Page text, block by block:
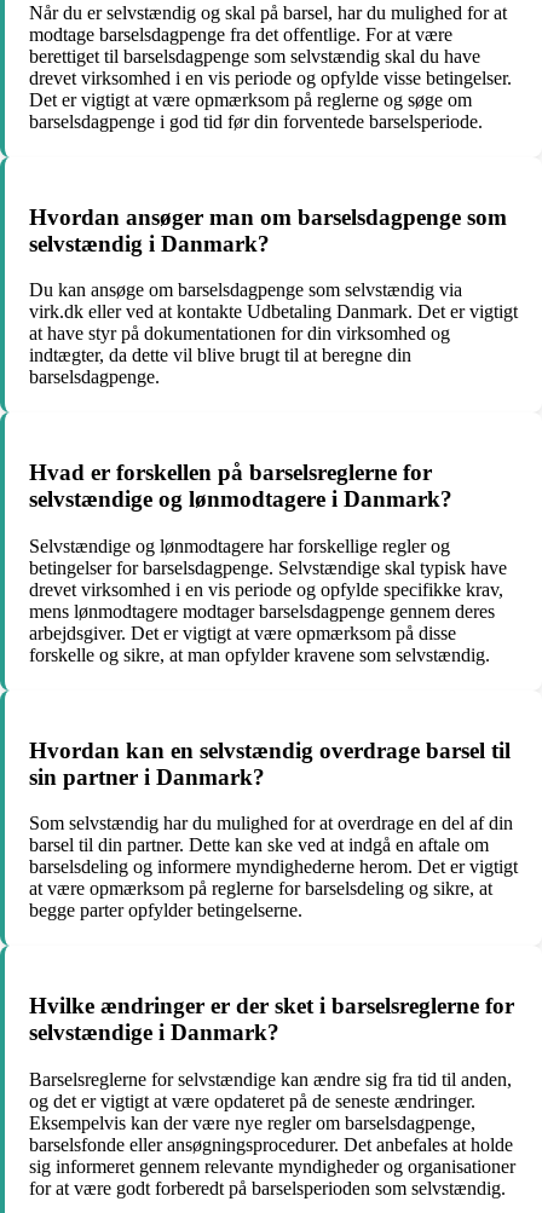
Når du er selvstændig og skal på barsel, har du mulighed for at
modtage barselsdagpenge fra det offentlige. For at være
berettiget til barselsdagpenge som selvstændig skal du have
drevet virksomhed i en vis periode og opfylde visse betingelser.
Det er vigtigt at være opmærksom på reglerne og søge om
barselsdagpenge i god tid før din forventede barselsperiode.
Hvordan ansøger man om barselsdagpenge som
selvstændig i Danmark?
Du kan ansøge om barselsdagpenge som selvstændig via
virk.dk eller ved at kontakte Udbetaling Danmark. Det er vigtigt
at have styr på dokumentationen for din virksomhed og
indtægter, da dette vil blive brugt til at beregne din
barselsdagpenge.
Hvad er forskellen på barselsreglerne for
selvstændige og lønmodtagere i Danmark?
Selvstændige og lønmodtagere har forskellige regler og
betingelser for barselsdagpenge. Selvstændige skal typisk have
drevet virksomhed i en vis periode og opfylde specifikke krav,
mens lønmodtagere modtager barselsdagpenge gennem deres
arbejdsgiver. Det er vigtigt at være opmærksom på disse
forskelle og sikre, at man opfylder kravene som selvstændig.
Hvordan kan en selvstændig overdrage barsel til
sin partner i Danmark?
Som selvstændig har du mulighed for at overdrage en del af din
barsel til din partner. Dette kan ske ved at indgå en aftale om
barselsdeling og informere myndighederne herom. Det er vigtigt
at være opmærksom på reglerne for barselsdeling og sikre, at
begge parter opfylder betingelserne.
Hvilke ændringer er der sket i barselsreglerne for
selvstændige i Danmark?
Barselsreglerne for selvstændige kan ændre sig fra tid til anden,
og det er vigtigt at være opdateret på de seneste ændringer.
Eksempelvis kan der være nye regler om barselsdagpenge,
barselsfonde eller ansøgningsprocedurer. Det anbefales at holde
sig informeret gennem relevante myndigheder og organisationer
for at være godt forberedt på barselsperioden som selvstændig.